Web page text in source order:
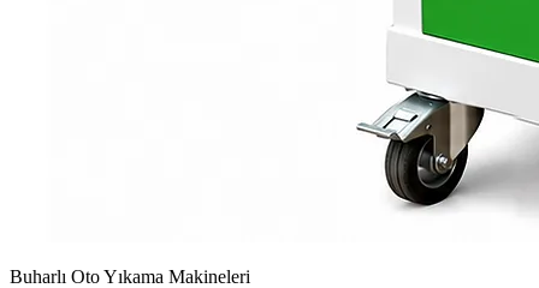
Buharlı Oto Yıkama Makineleri